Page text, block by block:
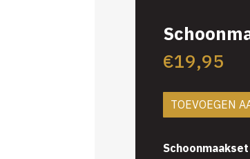
€19,95
TOEVOEGEN